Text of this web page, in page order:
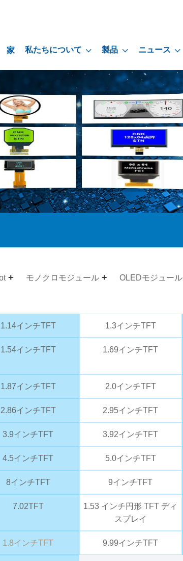
家 私たちについて 製品 ニュース
モノクロモジュール OLEDモジュール
1.14インチTFT 1.3インチTFT
1.54インチTFT 1.69インチTFT
1.87インチTFT 2.0インチTFT
2.86インチTFT 2.95インチTFT
3.9インチTFT 3.92インチTFT
4.5インチTFT 5.0インチTFT
8インチTFT 9インチTFT
7.02TFT
1.53 インチ円形 TFT ディ
スプレイ
1.8インチTFT 9.99インチTFT